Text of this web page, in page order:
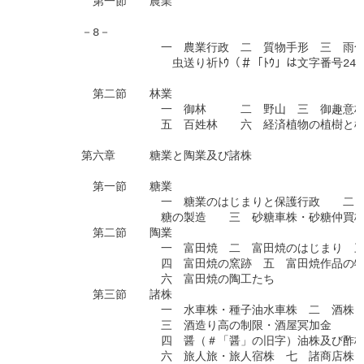
－8－
一　農業行政　二　質物手形　三　雨乞い　
虫送り祈ﾄｳ（＃「ﾄｳ」は文字番号24852
第二節　　林業
一　御林　　　二　野山　三　御趣意林　
五　百姓林　　六　経済植物の植樹と植栽
第六章　　　糖業と陶業及び諸株
第一節　　糖業
一　糖業のはじまりと保護行政　　二　砂糖
糖の製造　　三　砂糖車株・砂糖仲買
第二節　　陶業
一　富田焼　二　富田焼のはじまり　三　
四　富田焼の窯跡　五　富田焼作品の特
六　富田焼の陶工たち
第三節　　諸株
一　水車株・種子油水車株　二　酒株
三　酒造り高の制限・酒屋冥加金
四　醤（＃「醤」の旧字）油株及び酢株　五
六　旅人旅・旅人宿株　七　諸商店株